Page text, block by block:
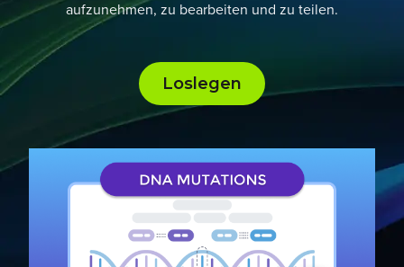
aufzunehmen, zu bearbeiten und zu teilen.
Loslegen